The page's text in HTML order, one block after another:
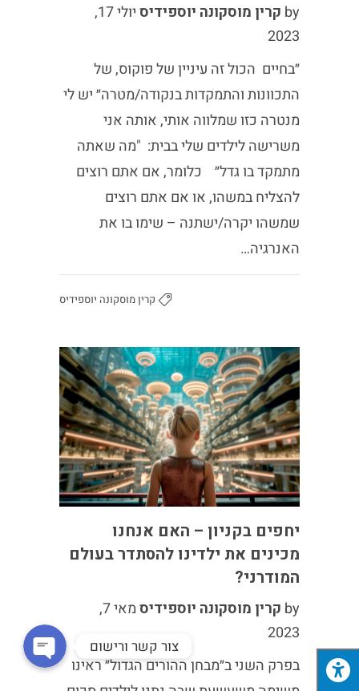
by קרין מוסקונה יוספידיס
יולי 17,
2023
״בחיים הכול זה עיניין של פוקוס, של
התכוונות והתמקדות בנקודה/מטרה״ יש לי
מנטרה כזו שמלווה אותי, אותה אני
משרישה לילדים שלי בבית: "מה שאתה
מתמקד בו גדל״ כלומר, אם אתם רוצים
להצליח במשהו, או אם אתם רוצים
שמשהו יקרה/ישתנה – שימו בו את
האנרגיה…
קרין מוסקונה יוספידיס
יחפים בקניון – האם אנחנו
מכינים את ילדינו להסתדר בעולם
המודרני?
by קרין מוסקונה יוספידיס
מאי 7,
2023
בפרק השני ב״מבחן ההורים הגדול״ ראינו
צור קשר ורישום